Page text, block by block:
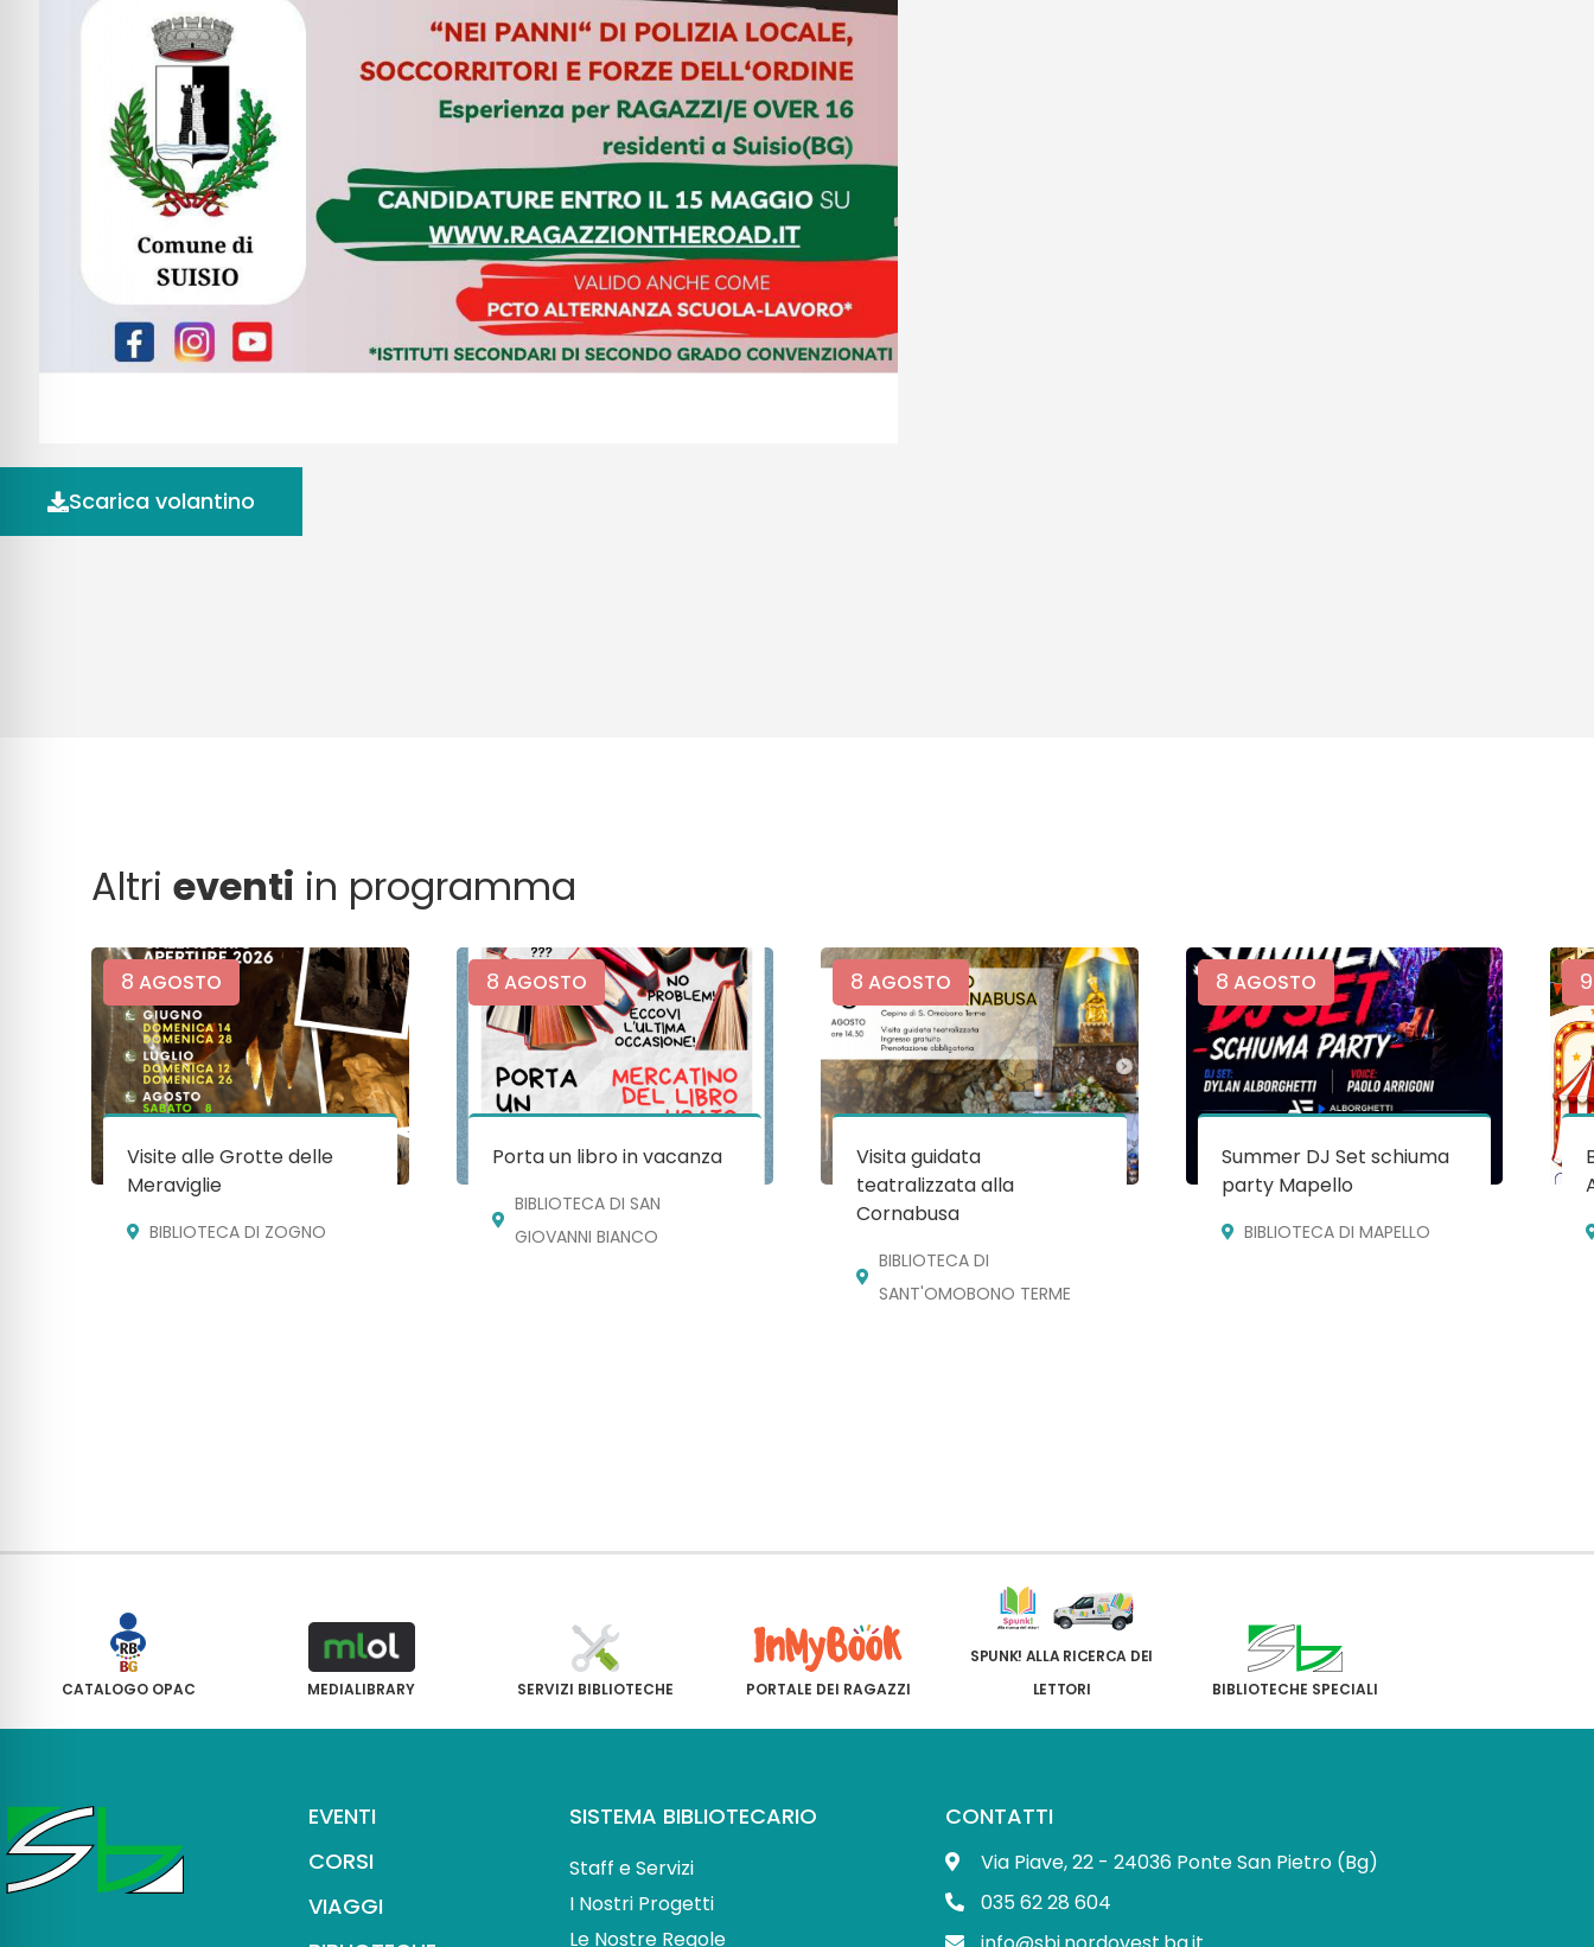
Scarica volantino
Altrieventi in programma
8 AGOSTO
Visite alle Grotte delle
Meraviglie
BIBLIOTECA DI ZOGNO
8 AGOSTO
Porta un libro in vacanza
BIBLIOTECA DI SAN
GIOVANNI BIANCO
8 AGOSTO
Visita guidata
teatralizzata alla
Cornabusa
BIBLIOTECA DI
SANT'OMOBONO TERME
8 AGOSTO
Summer DJ Set schiuma
party Mapello
BIBLIOTECA DI MAPELLO
9
CATALOGO OPAC MEDIALIBRARY SERVIZI BIBLIOTECHE PORTALE DEI RAGAZZI
SPUNK! ALLA RICERCA DEI
LETTORI
BIBLIOTECHE SPECIALI
EVENTI
CORSI
VIAGGI
SISTEMA BIBLIOTECARIO
Staff e Servizi
I Nostri Progetti
Le Nostre Regole
CONTATTI
Via Piave, 22 - 24036 Ponte San Pietro (Bg)
035 62 28 604